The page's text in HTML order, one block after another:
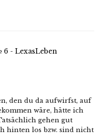
- LexasLeben
den du da aufwirfst, auf
wäre, hätte ich
gehen gut
hinten los bzw. sind nicht